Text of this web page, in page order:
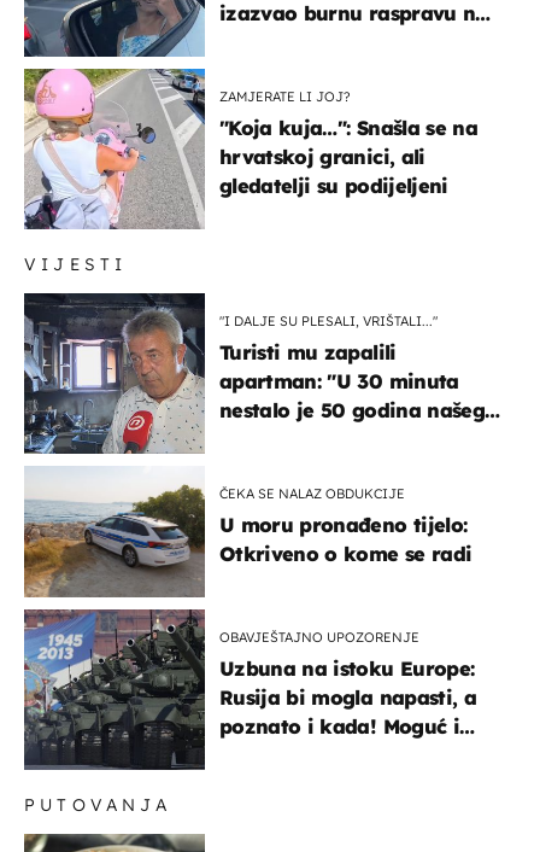
VIJESTI
"I DALJE SU PLESALI, VRIŠTALI..."
Turisti mu zapalili
apartman: "U 30 minuta
nestalo je 50 godina našeg
ČEKA SE NALAZ OBDUKCIJE
U moru pronađeno tijelo:
Otkriveno o kome se radi
OBAVJEŠTAJNO UPOZORENJE
Uzbuna na istoku Europe:
Rusija bi mogla napasti, a
poznato i kada! Moguć i
izazvao burnu raspravu na
ZAMJERATE LI JOJ?
"Koja kuja…": Snašla se na
hrvatskoj granici, ali
gledatelji su podijeljeni
PUTOVANJA